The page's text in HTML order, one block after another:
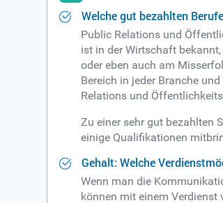
Welche gut bezahlten
Public Relations und
ist in der Wirtschaft
oder eben auch am
Bereich in jeder Branche
Relations und
Zu einer sehr gut bezahlten
einige Qualifikationen
Gehalt: Welche
Wenn man die
können mit einem